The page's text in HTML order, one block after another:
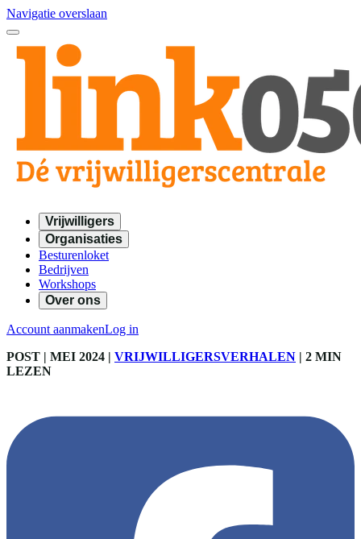
Navigatie overslaan
Vrijwilligers
Organisaties
Besturenloket
Bedrijven
Workshops
Over ons
Account aanmakenLog in
POST | MEI 2024 | VRIJWILLIGERSVERHALEN | 2 MIN
LEZEN